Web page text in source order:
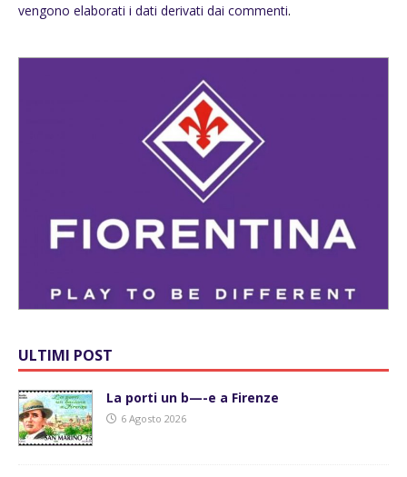
vengono elaborati i dati derivati dai commenti.
ULTIMI POST
La porti un b—-e a Firenze
6 Agosto 2026